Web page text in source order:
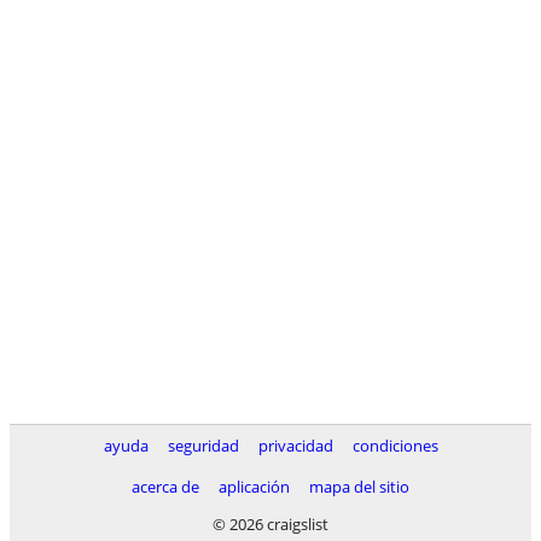
ayuda seguridad privacidad
condiciones
acerca de
aplicación
mapa del sitio
© 2026 craigslist